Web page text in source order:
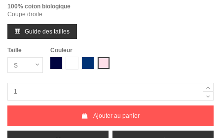
100% coton biologique
Coupe droite
Guide des tailles
Taille
Couleur
Ajouter au panier